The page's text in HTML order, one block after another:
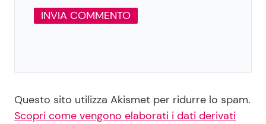
Questo sito utilizza Akismet per ridurre lo spam.
Scopri come vengono elaborati i dati derivati